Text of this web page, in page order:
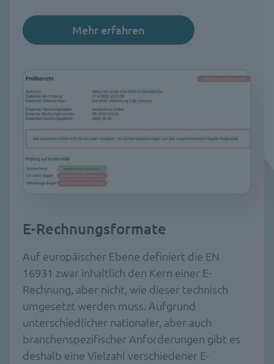
Mehr erfahren
E-Rechnungsformate
Auf europäischer Ebene definiert die EN
16931 zwar inhaltlich den Kern einer E-
Rechnung, aber nicht, wie dieser technisch
umgesetzt werden muss. Aufgrund
unterschiedlicher nationaler, aber auch
branchenspezifischer Anforderungen gibt es
deshalb eine Vielzahl verschiedener E-